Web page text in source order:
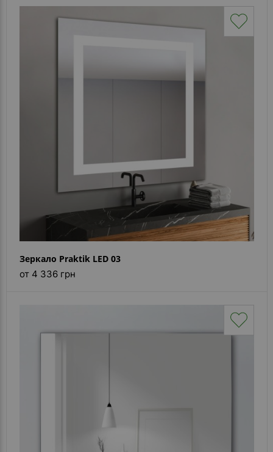
Зеркало Praktik LED 03
от 4 336 грн